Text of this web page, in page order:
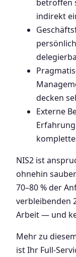
betroffen
indirekt
decken
Externe
NIS2 ist
ohnehin
70–80 % der
verbleibenden
Arbeit — und
Mehr zu
ist Ihr Full-